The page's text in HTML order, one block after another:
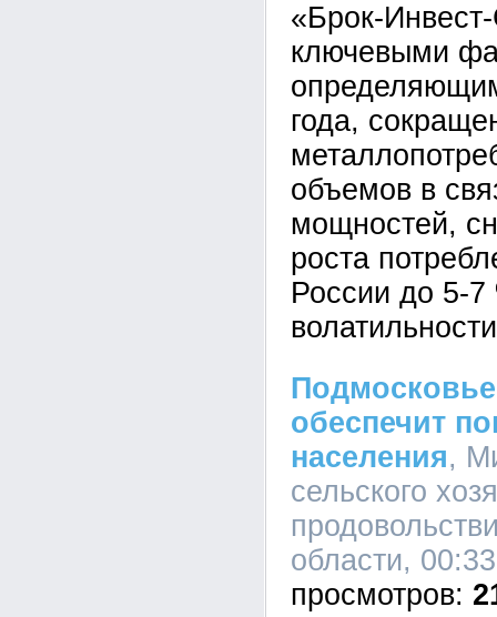
«Брок-
ключевыми
года,
объемов в
мощностей,
роста
России до 5-
обеспечит
населения,
сельского
области,